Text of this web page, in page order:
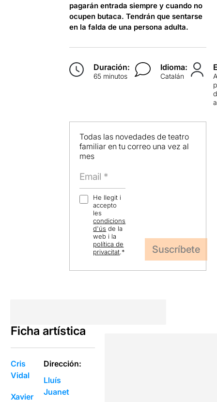
pagarán entrada siempre y cuando no
ocupen butaca. Tendrán que sentarse
en la falda de una persona adulta.
Duración:
65 minutos
Idioma:
Catalán
Todas las novedades de teatro
familiar en tu correo una vez al
mes
He llegit i
accepto
les
condicions
d'ús de la
web i la
política de
privacitat.*
Ficha artística
Cris
Vidal
Xavier
Dirección:
Lluís
Juanet